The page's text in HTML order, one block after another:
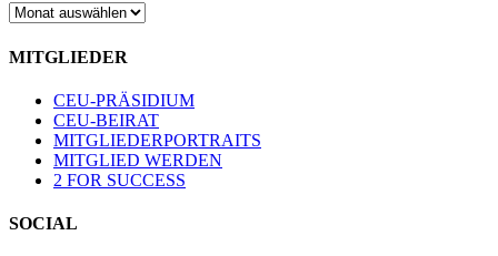
ARCHIV
MITGLIEDER
CEU-PRÄSIDIUM
CEU-BEIRAT
MITGLIEDERPORTRAITS
MITGLIED WERDEN
2 FOR SUCCESS
SOCIAL